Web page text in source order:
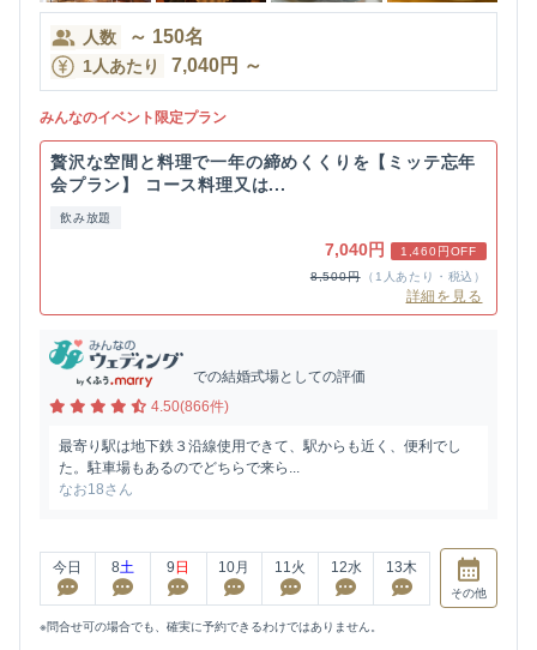
人数 ～ 150名
1人あたり 7,040円 ～
みんなのイベント限定プラン
贅沢な空間と料理で一年の締めくくりを【ミッテ忘年
会プラン】 コース料理又は...
飲み放題
7,040円
1,460円OFF
8,500円
（1人あたり・税込）
詳細を見る
での結婚式場としての評価
4.50(866件)
最寄り駅は地下鉄３沿線使用できて、駅からも近く、便利でし
た。駐車場もあるのでどちらで来ら...
なお18さん
今日 8土 9 日 10月 11 火 12水 13木
その他
※問合せ可の場合でも、確実に予約できるわけではありません。